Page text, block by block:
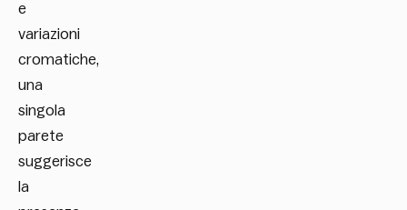
e
variazioni
cromatiche,
una
singola
parete
suggerisce
la